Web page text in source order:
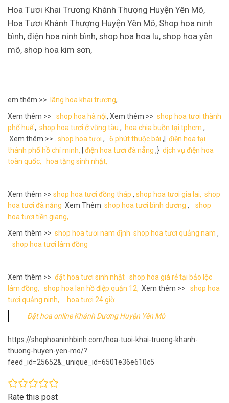
Hoa Tươi Khai Trương Khánh Thượng Huyện Yên Mô,
Hoa Tươi Khánh Thượng Huyện Yên Mô, Shop hoa ninh
bình, điện hoa ninh bình, shop hoa hoa lu, shop hoa yên
mô, shop hoa kim sơn,
em thêm >> lãng hoa khai trương,
Xem thêm >> shop hoa hà nội, Xem thêm >> shop hoa tươi thành
phố huế, shop hoa tươi ở vũng tàu , hoa chia buồn tại tphcm ,
Xem thêm >> .
shop hoa tươi , 6 phút thuộc bài ,| điện hoa tại
thành phố hồ chí minh,
điện hoa tươi đà nẵng ,} dịch vụ điện hoa
toàn quốc,
hoa tặng sinh nhật,
Xem thêm >> shop hoa tươi đồng tháp , shop hoa tươi gia lai, shop
hoa tươi đà nẵng Xem Thêm shop hoa tươi bình dương , shop
hoa tươi tiền giang,
Xem thêm >> shop hoa tươi nam định shop hoa tươi quảng nam ,
shop hoa tươi lâm đồng
Xem thêm >> đặt hoa tươi sinh nhật shop hoa giá rẻ tại bảo lộc
lâm đồng,
shop hoa lan hồ điệp quận 12, Xem thêm >> shop hoa
tươi quảng ninh,
hoa tươi 24 giờ
Đặt hoa online Khánh Dương Huyện Yên Mô
https://shophoaninhbinh.com/hoa-tuoi-khai-truong-khanh-
thuong-huyen-yen-mo/?
feed_id=25652&_unique_id=6501e36e610c5
Rate this post